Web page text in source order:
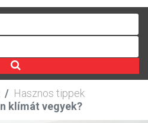
Hasznos tippek
klímát vegyek?